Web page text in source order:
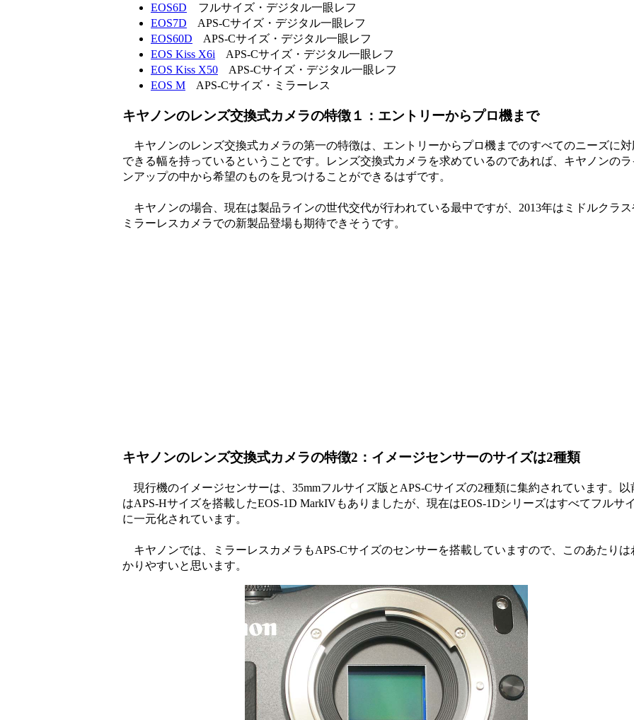
EOS6D フルサイズ・デジタル一眼レフ
EOS7D APS-Cサイズ・デジタル一眼レフ
EOS60D APS-Cサイズ・デジタル一眼レフ
EOS Kiss X6i APS-Cサイズ・デジタル一眼レフ
EOS Kiss X50 APS-Cサイズ・デジタル一眼レフ
EOS M APS-Cサイズ・ミラーレス
キヤノンのレンズ交換式カメラの特徴１：エントリーからプロ機まで
キヤノンのレンズ交換式カメラの第一の特徴は、エントリーからプロ機までのすべてのニーズに対
できる幅を持っているということです。レンズ交換式カメラを求めているのであれば、キヤノンのラ
ンアップの中から希望のものを見つけることができるはずです。
キヤノンの場合、現在は製品ラインの世代交代が行われている最中ですが、2013年はミドルクラス
ミラーレスカメラでの新製品登場も期待できそうです。
キヤノンのレンズ交換式カメラの特徴2：イメージセンサーのサイズは2種類
現行機のイメージセンサーは、35mmフルサイズ版とAPS-Cサイズの2種類に集約されています。以
はAPS-Hサイズを搭載したEOS-1D MarkIVもありましたが、現在はEOS-1Dシリーズはすべてフルサ
に一元化されています。
キヤノンでは、ミラーレスカメラもAPS-Cサイズのセンサーを搭載していますので、このあたりは
かりやすいと思います。